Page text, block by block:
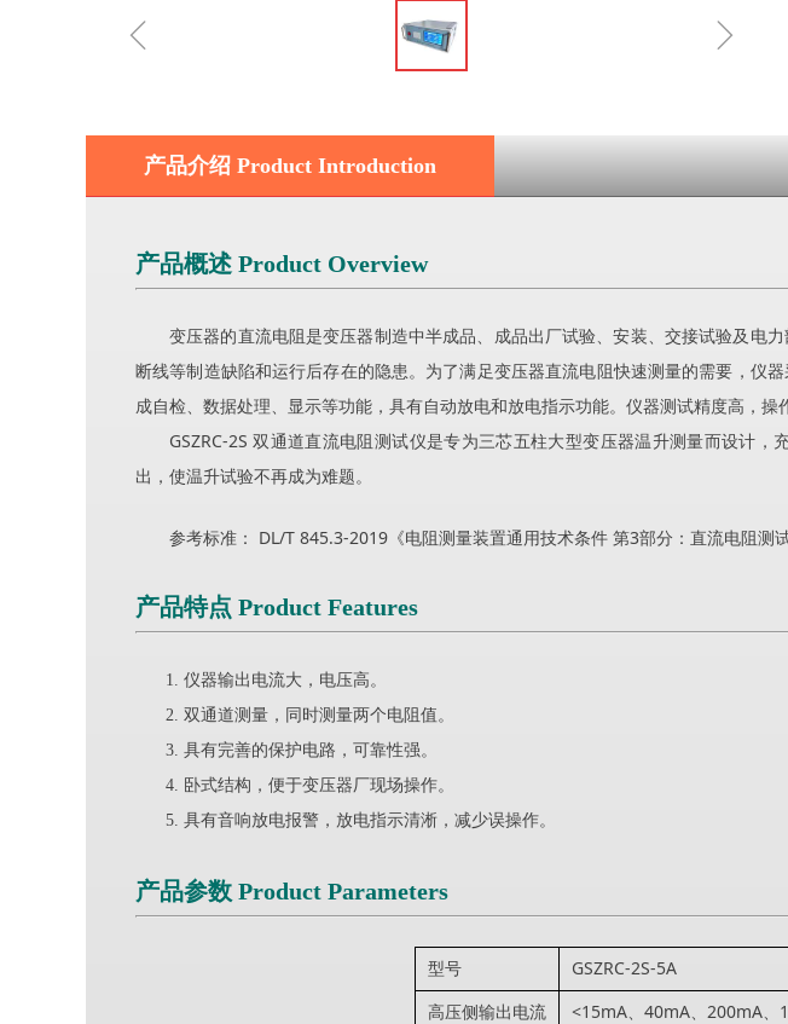
ꁆ ꁇ
产品介绍 Product Introduction
产品概述 Product Overview
变压器的直流电阻是变压器制造中半成品、成品出厂试验、安装、交接试验及电
断线等制造缺陷和运行后存在的隐患。为了满足变压器直流电阻快速测量的需要，仪
成自检、数据处理、显示等功能，具有自动放电和放电指示功能。仪器测试精度高，操
GSZRC-2S 双通道直流电阻测试仪是专为三芯五柱大型变压器温升测量而设计
出，使温升试验不再成为难题。
参考标准： DL/T 845.3-2019《电阻测量装置通用技术条件 第3部分：直流电阻测试
产品特点 Product Features
仪器输出电流大，电压高。
双通道测量，同时测量两个电阻值。
具有完善的保护电路，可靠性强。
卧式结构，便于变压器厂现场操作。
具有音响放电报警，放电指示清淅，减少误操作。
产品参数 Product Parameters
型号 GSZRC-2S-5A
高压侧输出电流
<15mA、40mA、200mA、